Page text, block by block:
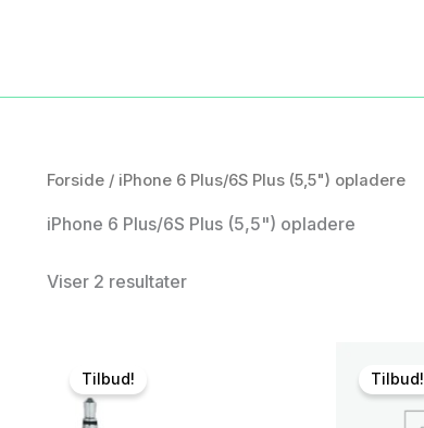
Forside / iPhone 6 Plus/6S Plus (5,5") opladere
iPhone 6 Plus/6S Plus (5,5") opladere
Viser 2 resultater
Tilbud! Tilbud!